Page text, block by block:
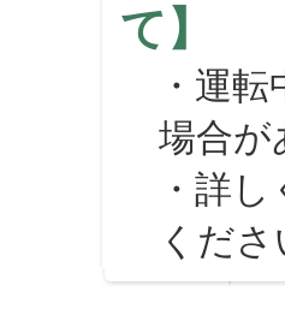
て】
・運転
場合が
・詳し
くださ